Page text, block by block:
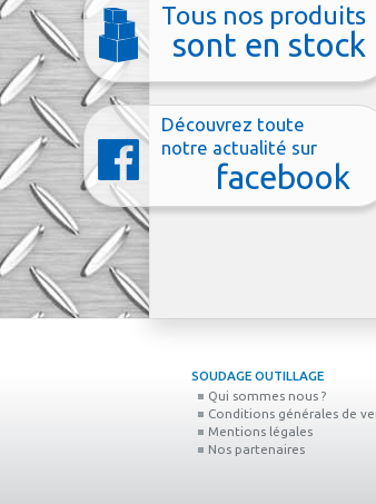
Tous nos produits
sont en stock
Découvrez toute
notre actualité sur
facebook
SOUDAGE OUTILLAGE
Qui sommes nous ?
Conditions générales de
Mentions légales
Nos partenaires